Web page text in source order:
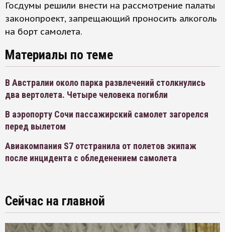
Госдумы решили внести на рассмотрение палаты
законопроект, запрещающий проносить алкоголь
на борт самолета.
Материалы по теме
В Австралии около парка развлечений столкнулись
два вертолета. Четыре человека погибли
В аэропорту Сочи пассажирский самолет загорелся
перед вылетом
Авиакомпания S7 отстранила от полетов экипаж
после инцидента с обледенением самолета
Сейчас на главной